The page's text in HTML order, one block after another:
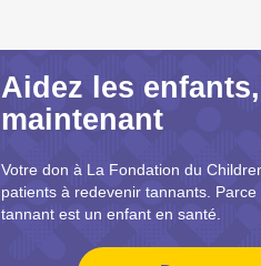
Aidez les
maintenant
Votre don à La Fondation du
patients à redevenir tannants. Parce
tannant est un enfant en santé.